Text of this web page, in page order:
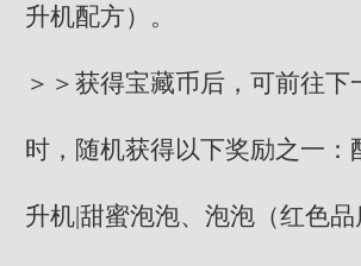
升机配方）。
＞＞获得宝藏币后，可前往下
时，随机获得以下奖励之一：
升机|甜蜜泡泡、泡泡（红色